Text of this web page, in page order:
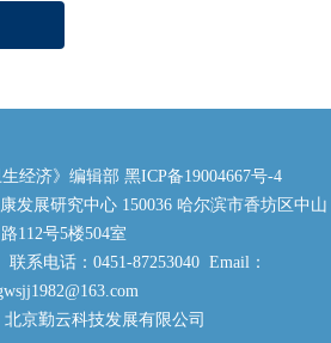
经济》编辑部 黑ICP备19004667号-4
发展研究中心 150036 哈尔滨市香坊区中山
路112号5楼504室
系电话：0451-87253040 Email：
京勤云科技发展有限公司